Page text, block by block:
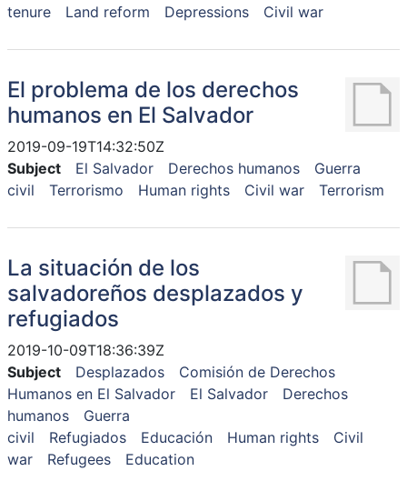
tenure Land reform Depressions Civil war
El problema de los derechos
humanos en El Salvador
2019-09-19T14:32:50Z
Subject
El Salvador Derechos humanos
Guerra
civil
Terrorismo Human rights Civil war Terrorism
La situación de los
salvadoreños desplazados y
refugiados
2019-10-09T18:36:39Z
Subject
Desplazados
Comisión de Derechos
Humanos en El Salvador
El Salvador
Derechos
humanos
Guerra
civil
Refugiados Educación Human rights
Civil
war
Refugees Education